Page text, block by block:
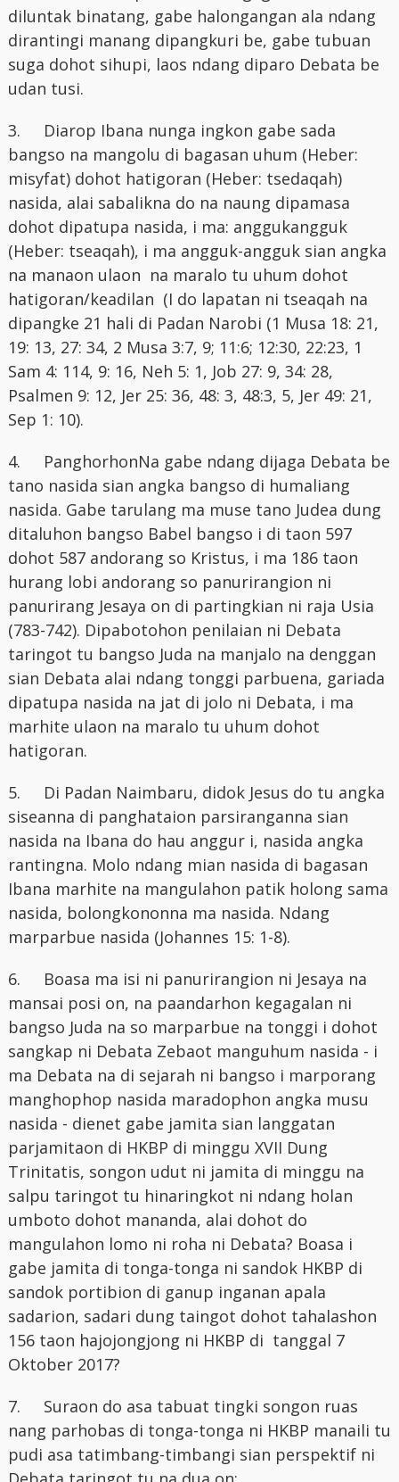
diluntak binatang, gabe halongangan ala ndang
dirantingi manang dipangkuri be, gabe tubuan
suga dohot sihupi, laos ndang diparo Debata be
udan tusi.
3.
Diarop Ibana nunga ingkon gabe sada
bangso na mangolu di bagasan uhum (Heber:
misyfat) dohot hatigoran (Heber: tsedaqah)
nasida, alai sabalikna do na naung dipamasa
dohot dipatupa nasida, i ma: anggukangguk
(Heber: tseaqah), i ma angguk-angguk sian angka
na manaon ulaon na maralo tu uhum dohot
hatigoran/keadilan (I do lapatan ni tseaqah na
dipangke 21 hali di Padan Narobi (1 Musa 18: 21,
19: 13, 27: 34, 2 Musa 3:7, 9; 11:6; 12:30, 22:23, 1
Sam 4: 114, 9: 16, Neh 5: 1, Job 27: 9, 34: 28,
Psalmen 9: 12, Jer 25: 36, 48: 3, 48:3, 5, Jer 49: 21,
Sep 1: 10).
4.
PanghorhonNa gabe ndang dijaga Debata be
tano nasida sian angka bangso di humaliang
nasida. Gabe tarulang ma muse tano Judea dung
ditaluhon bangso Babel bangso i di taon 597
dohot 587 andorang so Kristus, i ma 186 taon
hurang lobi andorang so panurirangion ni
panurirang Jesaya on di partingkian ni raja Usia
(783-742). Dipabotohon penilaian ni Debata
taringot tu bangso Juda na manjalo na denggan
sian Debata alai ndang tonggi parbuena, gariada
dipatupa nasida na jat di jolo ni Debata, i ma
marhite ulaon na maralo tu uhum dohot
hatigoran.
5.
Di Padan Naimbaru, didok Jesus do tu angka
siseanna di panghataion parsiranganna sian
nasida na Ibana do hau anggur i, nasida angka
rantingna. Molo ndang mian nasida di bagasan
Ibana marhite na mangulahon patik holong sama
nasida, bolongkononna ma nasida. Ndang
marparbue nasida (Johannes 15: 1-8).
6.
Boasa ma isi ni panurirangion ni Jesaya na
mansai posi on, na paandarhon kegagalan ni
bangso Juda na so marparbue na tonggi i dohot
sangkap ni Debata Zebaot manguhum nasida - i
ma Debata na di sejarah ni bangso i marporang
manghophop nasida maradophon angka musu
nasida - dienet gabe jamita sian langgatan
parjamitaon di HKBP di minggu XVII Dung
Trinitatis, songon udut ni jamita di minggu na
salpu taringot tu hinaringkot ni ndang holan
umboto dohot mananda, alai dohot do
mangulahon lomo ni roha ni Debata? Boasa i
gabe jamita di tonga-tonga ni sandok HKBP di
sandok portibion di ganup inganan apala
sadarion, sadari dung taingot dohot tahalashon
156 taon hajojongjong ni HKBP di tanggal 7
Oktober 2017?
7.
Suraon do asa tabuat tingki songon ruas
nang parhobas di tonga-tonga ni HKBP manaili tu
pudi asa tatimbang-timbangi sian perspektif ni